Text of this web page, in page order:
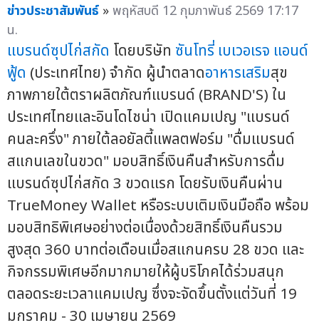
ข่าวประชาสัมพันธ์ »พฤหัสบดี 12 กุมภาพันธ์ 2569 17:17
น.
แบรนด์ซุปไก่สกัด โดยบริษัท ซันโทรี่ เบเวอเรจ แอนด์
ฟู้ด (ประเทศไทย) จำกัด ผู้นำตลาดอาหารเสริมสุข
ภาพภายใต้ตราผลิตภัณฑ์แบรนด์ (BRAND'S) ใน
ประเทศไทยและอินโดไชน่า เปิดแคมเปญ "แบรนด์
คนละครึ่ง" ภายใต้ลอยัลตี้แพลตฟอร์ม "ดื่มแบรนด์
สแกนเลขในขวด" มอบสิทธิ์เงินคืนสำหรับการดื่ม
แบรนด์ซุปไก่สกัด 3 ขวดแรก โดยรับเงินคืนผ่าน
TrueMoney Wallet หรือระบบเติมเงินมือถือ พร้อม
มอบสิทธิพิเศษอย่างต่อเนื่องด้วยสิทธิ์เงินคืนรวม
สูงสุด 360 บาทต่อเดือนเมื่อสแกนครบ 28 ขวด และ
กิจกรรมพิเศษอีกมากมายให้ผู้บริโภคได้ร่วมสนุก
ตลอดระยะเวลาแคมเปญ ซึ่งจะจัดขึ้นตั้งแต่วันที่ 19
มกราคม - 30 เมษายน 2569